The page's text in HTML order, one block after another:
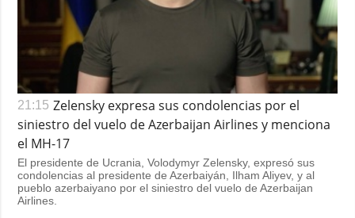
21:15 Zelensky expresa sus condolencias por el
siniestro del vuelo de Azerbaijan Airlines y menciona
el MH-17
El presidente de Ucrania, Volodymyr Zelensky, expresó sus
condolencias al presidente de Azerbaiyán, Ilham Aliyev, y al
pueblo azerbaiyano por el siniestro del vuelo de Azerbaijan
Airlines.